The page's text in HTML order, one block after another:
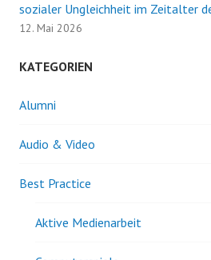
sozialer Ungleichheit im Zeitalter
12. Mai 2026
KATEGORIEN
Alumni
Audio & Video
Best Practice
Aktive Medienarbeit